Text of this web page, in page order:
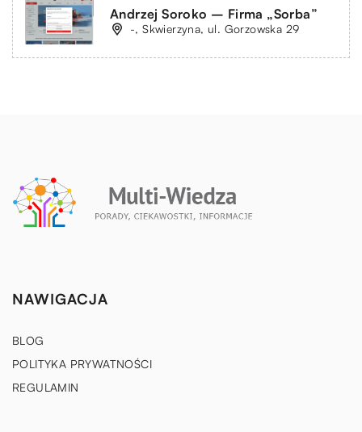
Andrzej Soroko – Firma „Sorba”
-, Skwierzyna, ul. Gorzowska 29
NAWIGACJA
BLOG
POLITYKA PRYWATNOŚCI
REGULAMIN